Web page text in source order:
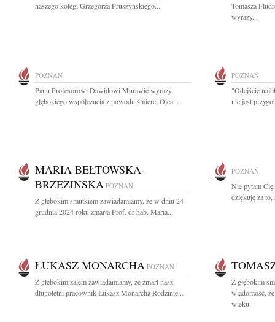
naszego kolegi Grzegorza Pruszyńskiego...
Tomasza
wyrazy...
POZNAŃ
Panu Profesorowi Dawidowi Murawie wyrazy
głębokiego współczucia z powodu śmierci Ojca...
POZNAŃ
"Odejście
nie jest
MARIA BEŁTOWSKA-
BRZEZINSKA POZNAŃ
Z głębokim smutkiem zawiadamiamy, że w dniu 24
grudnia 2024 roku zmarła Prof. dr hab. Maria...
POZNAŃ
Nie pytam
dziękuję za to,
ŁUKASZ MONARCHA POZNAŃ
Z głębokim żalem zawiadamiamy, że zmarł nasz
długoletni pracownik Łukasz Monarcha Rodzinie...
Z głębokim
wiadomość,
wieku...